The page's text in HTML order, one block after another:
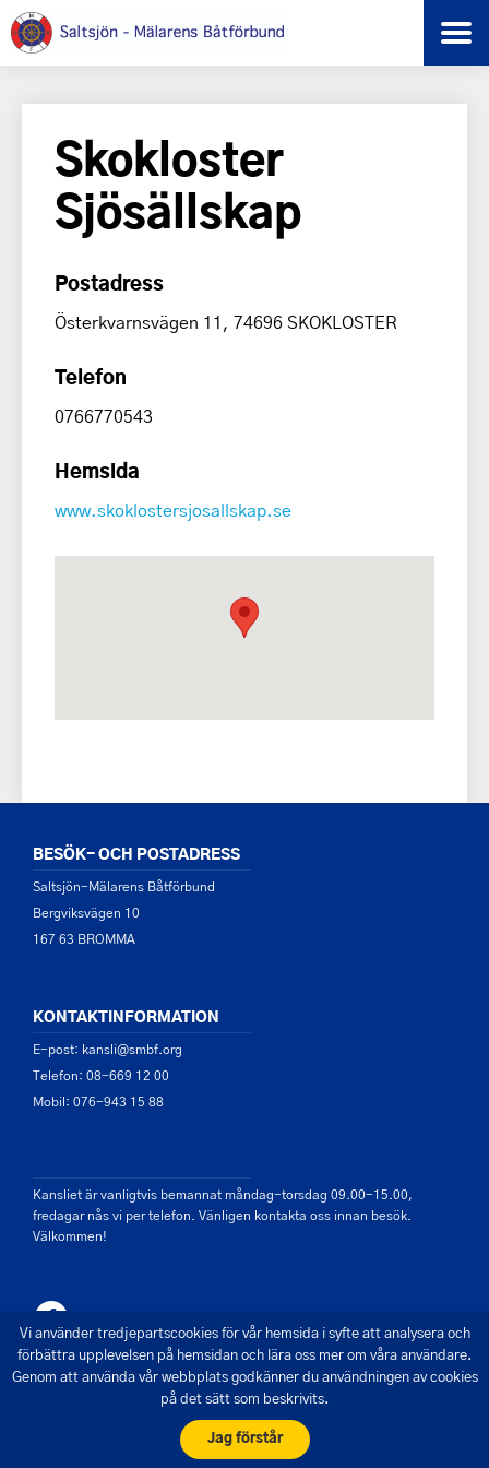
Skokloster
Sjösällskap
Postadress
Österkvarnsvägen 11, 74696 SKOKLOSTER
Telefon
0766770543
Hemsida
www.skoklostersjosallskap.se
BESÖK- OCH POSTADRESS
Saltsjön-Mälarens Båtförbund
Bergviksvägen 10
167 63 BROMMA
KONTAKTINFORMATION
E-post: kansli@smbf.org
Telefon: 08-669 12 00
Mobil: 076-943 15 88
Kansliet är vanligtvis bemannat måndag-torsdag 09.00-15.00,
fredagar nås vi per telefon. Vänligen kontakta oss innan besök.
Välkommen!
© 2026 - Saltsjön Mälarens Båtförbund
Skapad av Pigment webbyrå
Vi använder tredjepartscookies för vår hemsida i syfte att analysera och
förbättra upplevelsen på hemsidan och lära oss mer om våra användare.
Genom att använda vår webbplats godkänner du användningen av cookies
på det sätt som beskrivits.
Jag förstår